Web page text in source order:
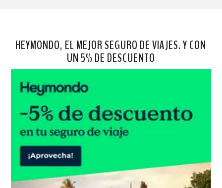
HEYMONDO, EL MEJOR SEGURO DE VIAJES. Y CON
UN 5% DE DESCUENTO